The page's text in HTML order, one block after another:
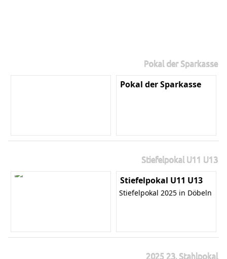
Pokal der Sparkasse
Pokal der Sparkasse
Stiefelpokal U11 U13
Stiefelpokal U11 U13
Stiefelpokal 2025 in Döbeln
2025 23. Stahlpokal